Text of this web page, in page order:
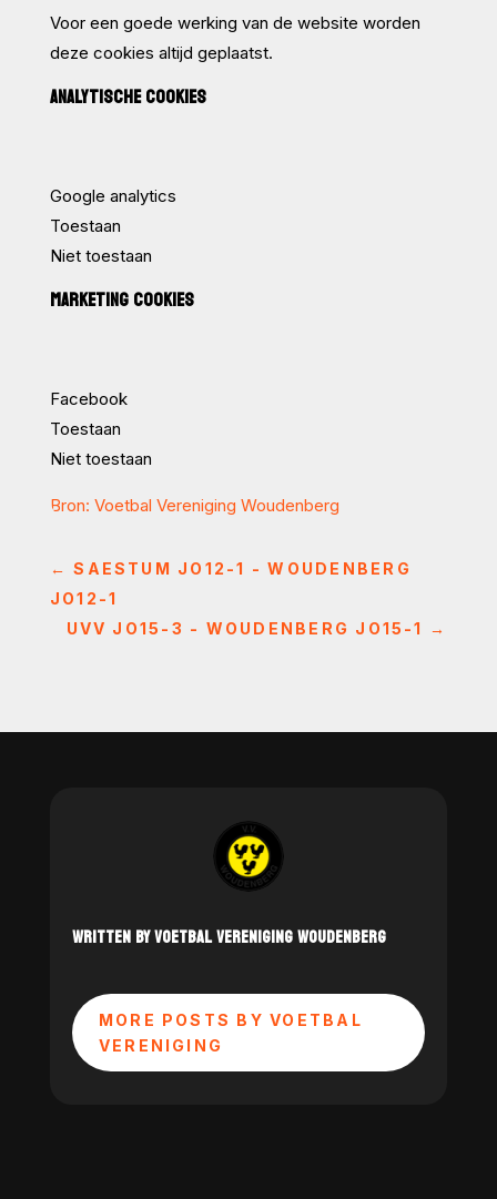
Voor een goede werking van de website worden
deze cookies altijd geplaatst.
ANALYTISCHE COOKIES
Google analytics
Toestaan
Niet toestaan
MARKETING COOKIES
Facebook
Toestaan
Niet toestaan
Bron: Voetbal Vereniging Woudenberg
←SAESTUM JO12-1 - WOUDENBERG
JO12-1
UVV JO15-3 - WOUDENBERG JO15-1
→
WRITTEN BY VOETBAL VERENIGING WOUDENBERG
MORE POSTS BY VOETBAL
VERENIGING